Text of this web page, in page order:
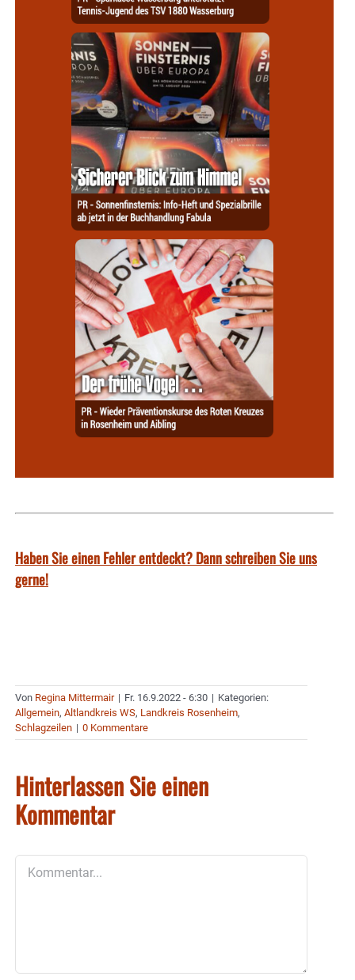
Haben Sie einen Fehler entdeckt? Dann schreiben Sie uns
gerne!
Von Regina Mittermair | Fr. 16.9.2022 - 6:30 | Kategorien:
Allgemein, Altlandkreis WS, Landkreis Rosenheim,
Schlagzeilen | 0 Kommentare
Hinterlassen Sie einen
Kommentar